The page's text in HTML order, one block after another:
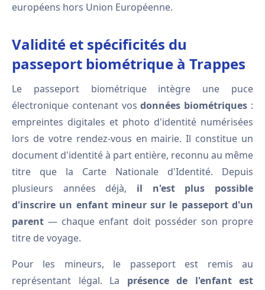
européens hors Union Européenne.
Validité et spécificités du
passeport biométrique à Trappes
Le passeport biométrique intègre une puce
électronique contenant vosdonnées biométriques :
empreintes digitales et photo d'identité numérisées
lors de votre rendez-vous en mairie. Il constitue un
document d'identité à part entière, reconnu au même
titre que la Carte Nationale d'Identité. Depuis
plusieurs années déjà, il n'est plus possible
d'inscrire un enfant mineur sur le passeport d'un
parent — chaque enfant doit posséder son propre
titre de voyage.
Pour les mineurs, le passeport est remis au
représentant légal. La présence de l'enfant est